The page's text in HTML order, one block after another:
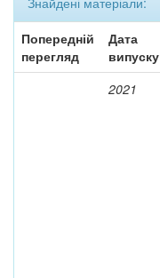
Попередній
перегляд
Дата
випуску
2021